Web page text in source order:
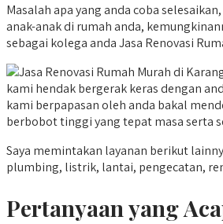
Masalah apa yang anda coba
anak-anak di rumah anda,
sebagai kolega anda Jasa Renovasi
kami hendak bergerak keras dengan
kami berpapasan oleh anda bakal
berbobot tinggi yang tepat masa serta
Saya memintakan layanan berikut
plumbing, listrik, lantai, pengecatan,
Pertanyaan yang